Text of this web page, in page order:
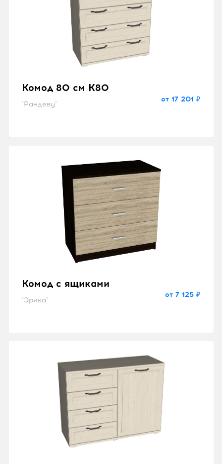
Комод 80 см K80
"Рандеву"
от 17 201 ₽
Комод с ящиками
"Эрика"
от 7 125 ₽